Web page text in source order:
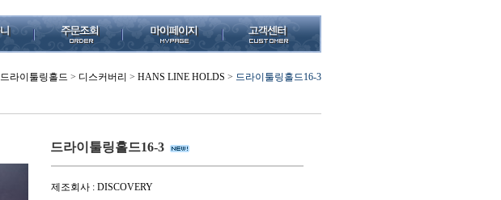
드라이툴링홀드 > 디스커버리 > HANS LINE HOLDS > 드라이툴링홀드16-3
드라이툴링홀드16-3
제조회사 : DISCOVERY